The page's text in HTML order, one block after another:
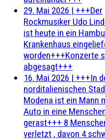
29. Mai 2026 | +++Der
Rockmusiker Udo
ist heute in ein
Krankenhaus
worden+++Konzerte
abgesagt+++
16. Mai 2026 | +++In
norditalienischen
Modena ist ein Mann
Auto in eine
gerast+++ 8
verletzt , davon 4